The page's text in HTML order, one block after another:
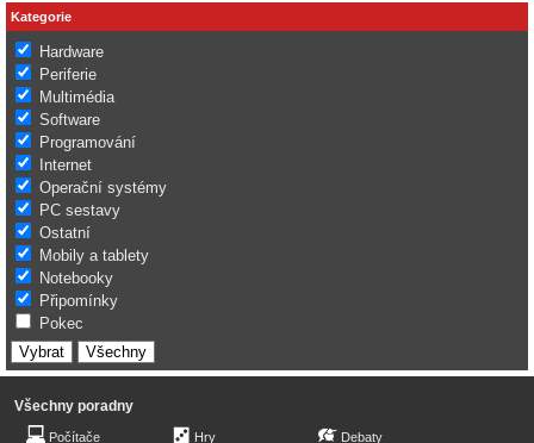
Kategorie
Hardware
Periferie
Multimédia
Software
Programování
Internet
Operační systémy
PC sestavy
Ostatní
Mobily a tablety
Notebooky
Připomínky
Pokec
Všechny poradny
Počítače Hry Debaty